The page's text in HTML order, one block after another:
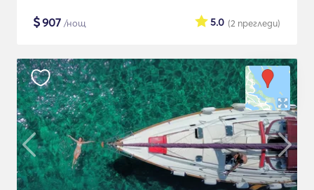
$907 /нощ (2 прегледи)
5.0